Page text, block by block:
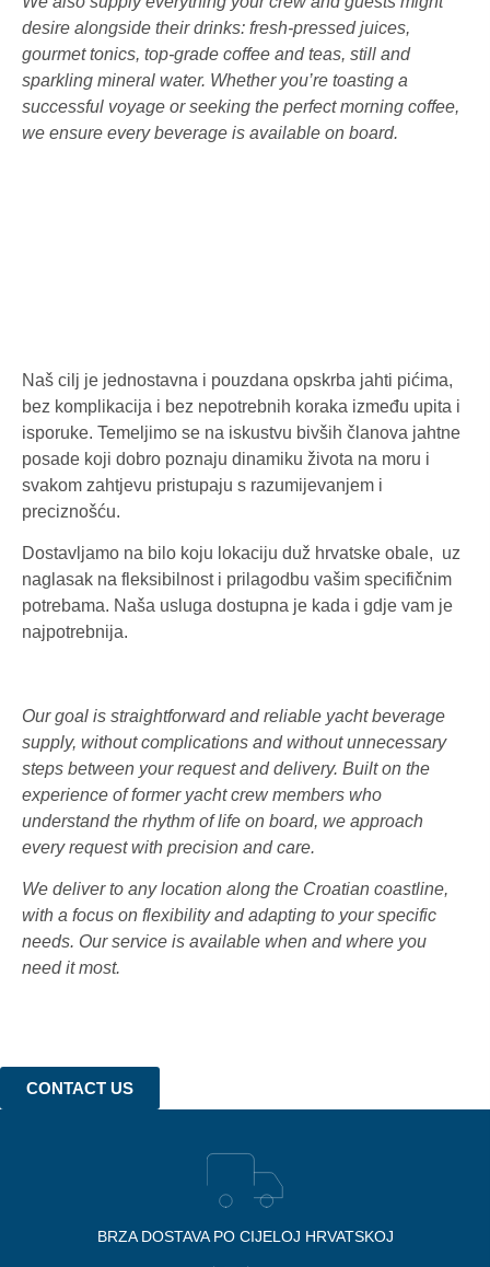
desire alongside their drinks: fresh-pressed juices,
gourmet tonics, top-grade coffee and teas, still and
sparkling mineral water. Whether you’re toasting a
successful voyage or seeking the perfect morning coffee,
we ensure every beverage is available on board.
Naš cilj je jednostavna i pouzdana opskrba jahti pićima,
bez komplikacija i bez nepotrebnih koraka između upita i
isporuke. Temeljimo se na iskustvu bivših članova jahtne
posade koji dobro poznaju dinamiku života na moru i
svakom zahtjevu pristupaju s razumijevanjem i
preciznošću.
Dostavljamo na bilo koju lokaciju duž hrvatske obale, uz
naglasak na fleksibilnost i prilagodbu vašim specifičnim
potrebama. Naša usluga dostupna je kada i gdje vam je
najpotrebnija.
Our goal is straightforward and reliable yacht beverage
supply, without complications and without unnecessary
steps between your request and delivery. Built on the
experience of former yacht crew members who
understand the rhythm of life on board, we approach
every request with precision and care.
We deliver to any location along the Croatian coastline,
with a focus on flexibility and adapting to your specific
needs. Our service is available when and where you
need it most.
CONTACT US
BRZA DOSTAVA PO CIJELOJ HRVATSKOJ